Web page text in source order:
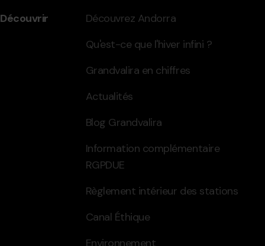
Découvrir
Découvrez Andorra
Qu'est-ce que l'hiver infini ?
Grandvalira en chiffres
Actualités
Blog Grandvalira
Information complémentaire
RGPDUE
Règlement intérieur des stations
Canal Éthique
Environnement